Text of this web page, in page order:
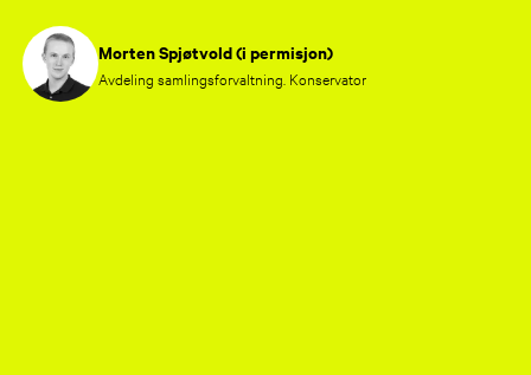
Morten Spjøtvold (i permisjon)
Avdeling samlingsforvaltning. Konservator